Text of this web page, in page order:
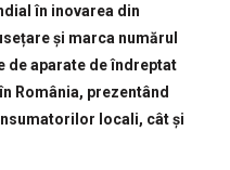
în inovarea din
și marca numărul
de aparate de îndreptat
România, prezentând
locali, cât și